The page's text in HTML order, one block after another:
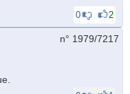
0 2
n° 1979/7217